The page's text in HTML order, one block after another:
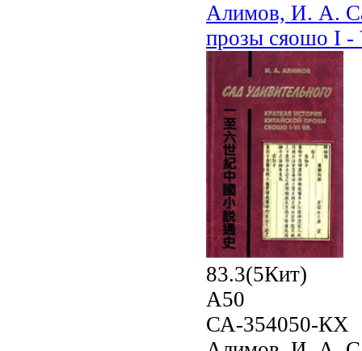
Алимов, И. А.
прозы сяошо I -
83.3(5Кит)
А50
СА-354050-КХ